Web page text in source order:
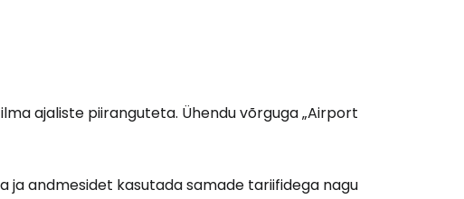
ajaliste piiranguteta. Ühendu võrguga „Airport
ja andmesidet kasutada samade tariifidega nagu